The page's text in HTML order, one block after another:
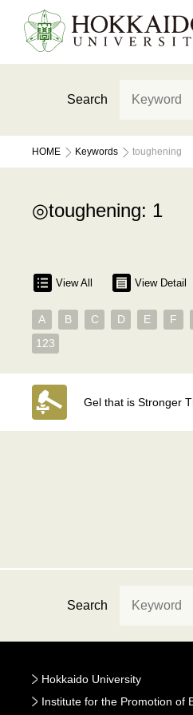
Search
HOME Keywords toughening
toughening: 1
View All View Detail
A B C D E F
123
Gel that is Stronger
Search
Hokkaido University
Institute for the Promotion of